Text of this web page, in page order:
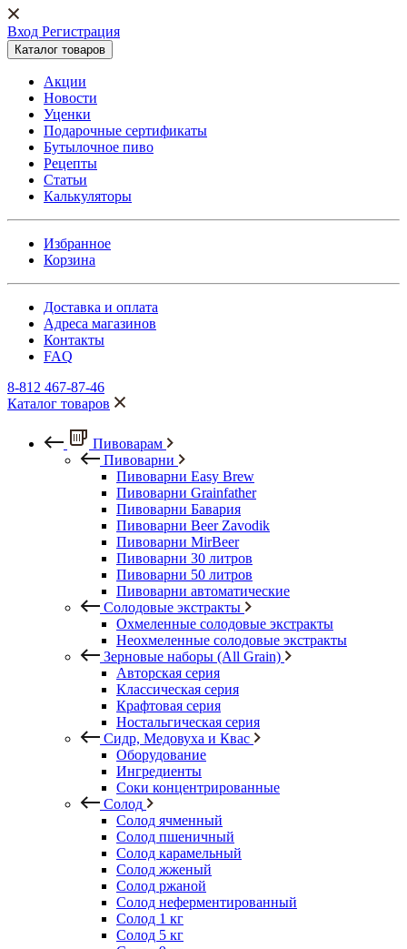
Вход Регистрация
Каталог товаров
Акции
Новости
Уценки
Подарочные сертификаты
Бутылочное пиво
Рецепты
Статьи
Калькуляторы
Избранное
Корзина
Доставка и оплата
Адреса магазинов
Контакты
FAQ
8-812 467-87-46
Каталог товаров
Пивоварам
Пивоварни
Пивоварни Easy Brew
Пивоварни Grainfather
Пивоварни Бавария
Пивоварни Beer Zavodik
Пивоварни MirBeer
Пивоварни 30 литров
Пивоварни 50 литров
Пивоварни автоматические
Солодовые экстракты
Охмеленные солодовые экстракты
Неохмеленные солодовые экстракты
Зерновые наборы (All Grain)
Авторская серия
Классическая серия
Крафтовая серия
Ностальгическая серия
Сидр, Медовуха и Квас
Оборудование
Ингредиенты
Соки концентрированные
Солод
Солод ячменный
Солод пшеничный
Солод карамельный
Солод жженый
Солод ржаной
Солод неферментированный
Солод 1 кг
Солод 5 кг